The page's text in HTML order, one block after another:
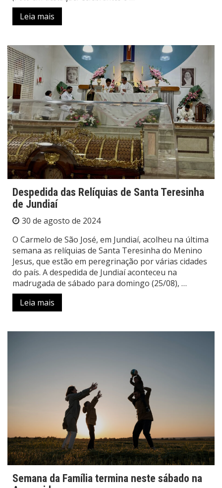
Leia mais
Despedida das Relíquias de Santa Teresinha
de Jundiaí
30 de agosto de 2024
O Carmelo de São José, em Jundiaí, acolheu na última
semana as relíquias de Santa Teresinha do Menino
Jesus, que estão em peregrinação por várias cidades
do país. A despedida de Jundiaí aconteceu na
madrugada de sábado para domingo (25/08), …
Leia mais
Semana da Família termina neste sábado na